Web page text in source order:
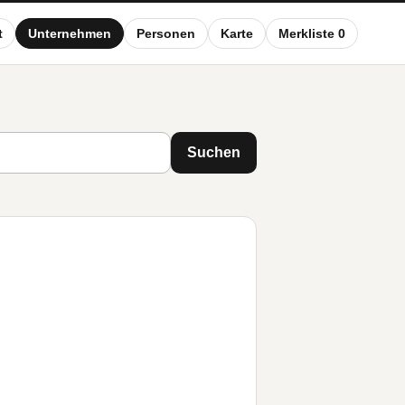
Unternehmen Personen Karte Merkliste 0
Suchen